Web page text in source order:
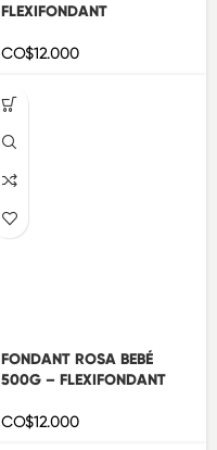
FLEXIFONDANT
CO$12.000
FONDANT ROSA BEBÉ
500G – FLEXIFONDANT
CO$12.000